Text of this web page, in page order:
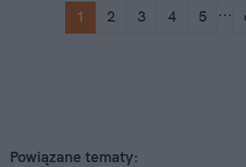
1 2 3 4 5 ...
Powiązane tematy: